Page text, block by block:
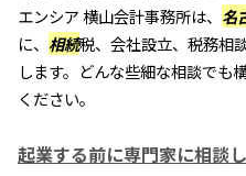
エンシア 横山会計事務所は、 名
に、 相続税、会社設立、税務相
します。どんな些細な相談でも
ください。
起業する前に専門家に相談